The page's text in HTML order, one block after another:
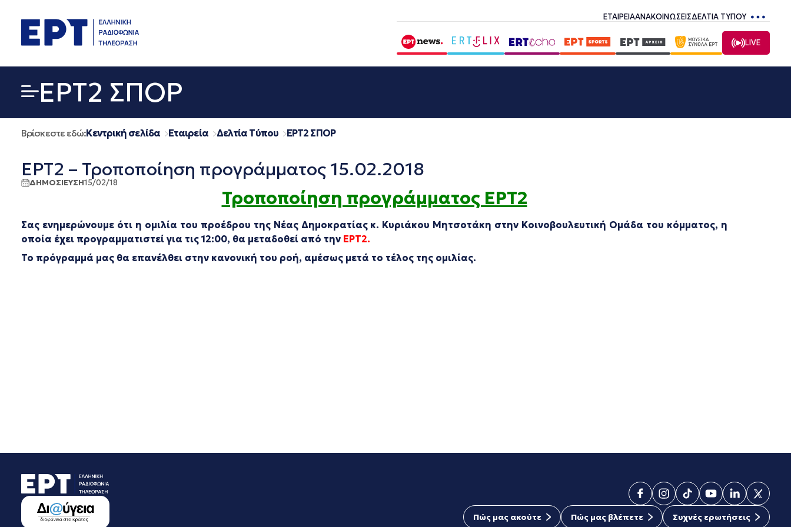
περιεχόμενο
ΕΤΑΙΡΕΙΑΑΝΑΚΟΙΝΩΣΕΙΣΔΕΛΤΙΑ ΤΥΠΟΥ
LIVE
EΡΤ2 ΣΠΟΡ
Βρίσκεστε εδώ:Κεντρική σελίδα Εταιρεία Δελτία Τύπου EΡΤ2 ΣΠΟΡ
ΕΡΤ2 – Τροποποίηση προγράμματος 15.02.2018
ΔΗΜΟΣΙΕΥΣΗ15/02/18
Τροποποίηση προγράμματος ΕΡΤ2
Σας ενημερώνουμε ότι η ομιλία του προέδρου της Νέας Δημοκρατίας κ. Κυριάκου Μητσοτάκη στην Κοινοβουλευτική Ομάδα του κόμματος, η
οποία έχει προγραμματιστεί για τις 12:00, θα μεταδοθεί από την ΕΡΤ2.
Το πρόγραμμά μας θα επανέλθει στην κανονική του ροή, αμέσως μετά το τέλος της ομιλίας.
Πώς μας ακούτε Πώς μας βλέπετε Συχνές ερωτήσεις